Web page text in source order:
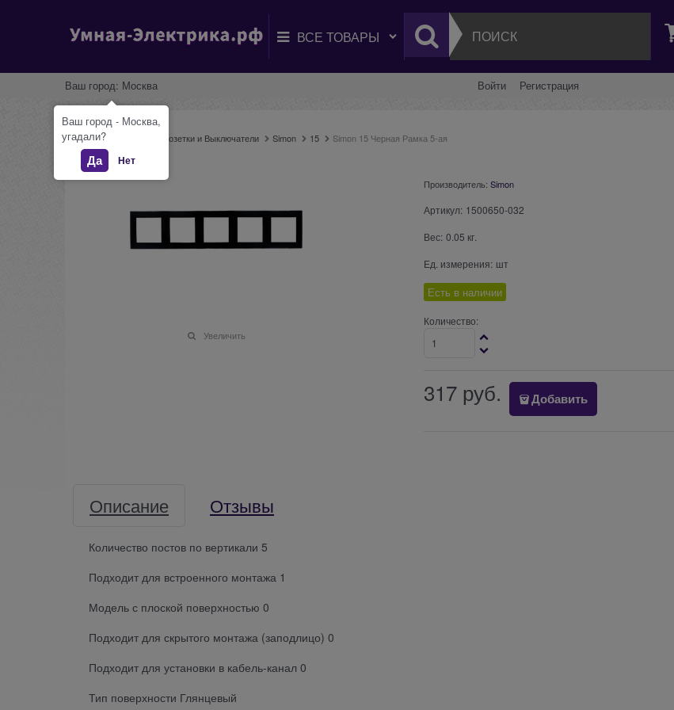
Ваш город: Москва Войти Регистрация
Главная Розетки и Выключатели Simon 15 Simon 15 Черная Рамка 5-ая
Увеличить
Производитель: Simon
Артикул: 1500650-032
Вес: 0.05 кг.
Ед. измерения: шт
Есть в наличии
Количество:
317 руб. Добавить
Описание Отзывы
Количество постов по вертикали 5
Подходит для встроенного монтажа 1
Модель с плоской поверхностью 0
Подходит для скрытого монтажа (заподлицо) 0
Подходит для установки в кабель-канал 0
Тип поверхности Глянцевый
Ваш город - Москва,
угадали?
Да Нет